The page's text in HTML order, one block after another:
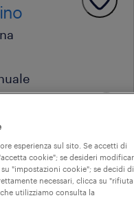
esperienza sul sito. Se accetti di
cookie"; se desideri
"impostazioni cookie"; se decidi di
necessari, clicca su "rifiuta
utilizziamo consulta la